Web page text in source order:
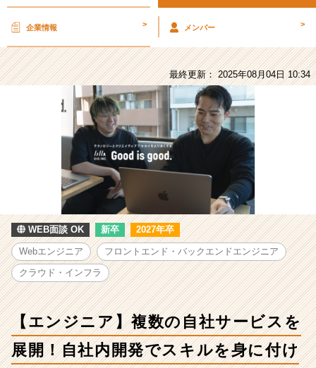
-
ジ
複
数
の
社
サ
ー
ビ
ス
を
展
開！
開
発
で
ス
企業情報 > メンバー >
最終更新： 2025年08月04日 10:34
WEB面談 OK 新卒 2027年卒
Webエンジニア フロントエンド・バックエンドエンジニア
クラウド・インフラ
【エンジニア】複数の自社サービスを
展開！自社内開発でスキルを身に付け